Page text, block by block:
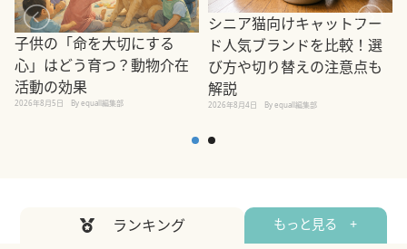
子供の「命を大切にする
心」はどう育つ？動物介在
活動の効果
2026年8月5日 By equall編集部
シニア猫向けキャットフー
ド人気ブランドを比較！選
び方や切り替えの注意点も
解説
2026年8月4日 By equall編集部
ランキング もっと見る +